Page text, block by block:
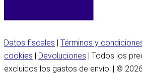
Datos fiscales Términos y
cookies
Devoluciones | Todos los
excluidos los gastos de envío. | ©